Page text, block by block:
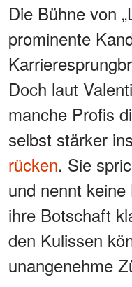
Die Bühne von
prominente
Doch laut
manche Profis
selbst stärker
rücken. Sie
und nennt
ihre Botschaft
den Kulissen
unangenehme